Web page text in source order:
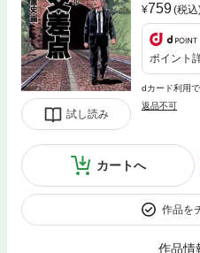
試し読み
759(税込
ポイント
dカード利用
返品不可
カートへ
作品を
作品情